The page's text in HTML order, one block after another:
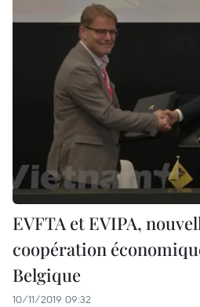
EVFTA et EVIPA,
coopération
Belgique
10/11/2019 09:32